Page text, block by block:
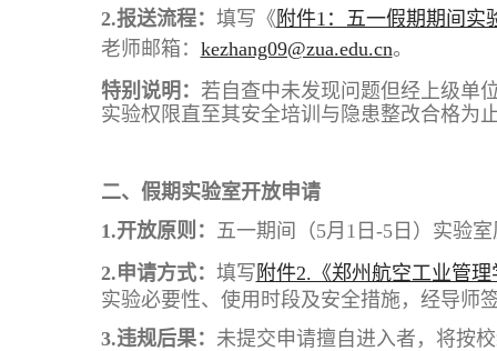
2.报送流程： 填写《 附件1：五一假期期间实
老师邮箱： kezhang09@zua.edu.cn。
特别说明： 若自查中未发现问题但经上级单
实验权限直至其安全培训与隐患整改合格为
二、假期实验室开放申请
1.开放原则： 五一期间（5月1日-5日）实验
2.申请方式： 填写 附件2.《郑州航空工业管
实验必要性、使用时段及安全措施，经导师
3.违规后果： 未提交申请擅自进入者，将按